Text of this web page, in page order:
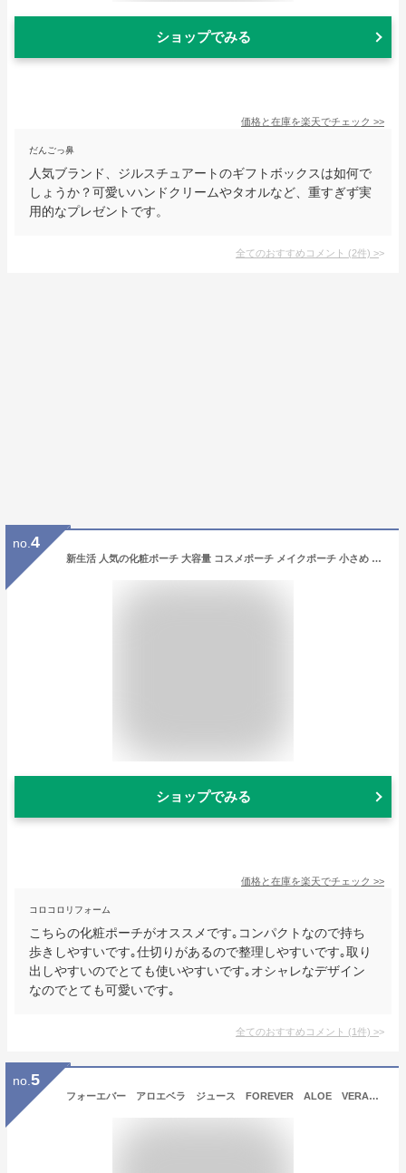
ショップでみる
価格と在庫を楽天でチェック >>
だんごっ鼻
人気ブランド、ジルスチュアートのギフトボックスは如何で
しょうか？可愛いハンドクリームやタオルなど、重すぎず実
用的なプレゼントです。
全てのおすすめコメント (2件) >
no. 4
新生活 人気の化粧ポーチ 大容量 コスメポーチ メイクポーチ 小さめ レディース 20代 30代 40代 50代 女性 かわいい ギフト 収納 小物入れ おしゃれ
ショップでみる
価格と在庫を楽天でチェック >>
コロコロリフォーム
こちらの化粧ポーチがオススメです｡コンパクトなので持ち
歩きしやすいです｡仕切りがあるので整理しやすいです｡取り
出しやすいのでとても使いやすいです｡オシャレなデザイン
なのでとても可愛いです｡
全てのおすすめコメント (1件) >
no. 5
フォーエバー アロエベラ ジュース FOREVER ALOE VERA JUICE 1000ml 賞味期限：2025年3月以降